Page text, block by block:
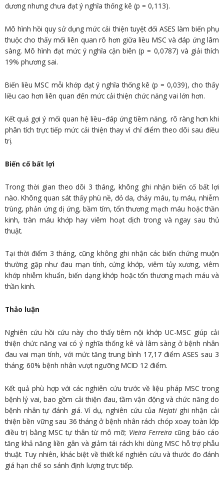
dương nhưng chưa đạt ý nghĩa thống kê (p = 0,113).
Mô hình hồi quy sử dụng mức cải thiện tuyệt đối ASES làm biến phụ
thuộc cho thấy mối liên quan rõ hơn giữa liều MSC và đáp ứng lâm
sàng. Mô hình đạt mức ý nghĩa cận biên (p = 0,0787) và giải thích
19% phương sai.
Biến liều MSC mỗi khớp đạt ý nghĩa thống kê (p = 0,039), cho thấy
liều cao hơn liên quan đến mức cải thiện chức năng vai lớn hơn.
Kết quả gợi ý mối quan hệ liều–đáp ứng tiềm năng, rõ ràng hơn khi
phân tích trực tiếp mức cải thiện thay vì chỉ điểm theo dõi sau điều
trị.
Biến cố bất lợi
Trong thời gian theo dõi 3 tháng, không ghi nhận biến cố bất lợi
nào. Không quan sát thấy phù nề, đỏ da, chảy máu, tụ máu, nhiễm
trùng, phản ứng dị ứng, bầm tím, tổn thương mạch máu hoặc thần
kinh, tràn máu khớp hay viêm hoạt dịch trong và ngay sau thủ
thuật.
Tại thời điểm 3 tháng, cũng không ghi nhận các biến chứng muộn
thường gặp như đau mạn tính, cứng khớp, viêm tủy xương, viêm
khớp nhiễm khuẩn, biến dạng khớp hoặc tổn thương mạch máu và
thần kinh.
Thảo luận
Nghiên cứu hồi cứu này cho thấy tiêm nội khớp UC-MSC giúp cải
thiện chức năng vai có ý nghĩa thống kê và lâm sàng ở bệnh nhân
đau vai mạn tính, với mức tăng trung bình 17,17 điểm ASES sau 3
tháng; 60% bệnh nhân vượt ngưỡng MCID 12 điểm.
Kết quả phù hợp với các nghiên cứu trước về liệu pháp MSC trong
bệnh lý vai, bao gồm cải thiện đau, tầm vận động và chức năng do
bệnh nhân tự đánh giá. Ví dụ, nghiên cứu của Nejatighi nhận cải
thiện bền vững sau 36 tháng ở bệnh nhân rách chóp xoay toàn lớp
điều trị bằng MSC tự thân từ mô mỡ; Vieira Ferreira cũng báo cáo
tăng khả năng liền gân và giảm tái rách khi dùng MSC hỗ trợ phẫu
thuật. Tuy nhiên, khác biệt về thiết kế nghiên cứu và thước đo đánh
giá hạn chế so sánh định lượng trực tiếp.